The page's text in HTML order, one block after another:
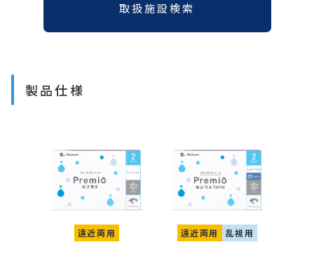
取扱施設検索
製品仕様
遠近両用 遠近両用 乱視用